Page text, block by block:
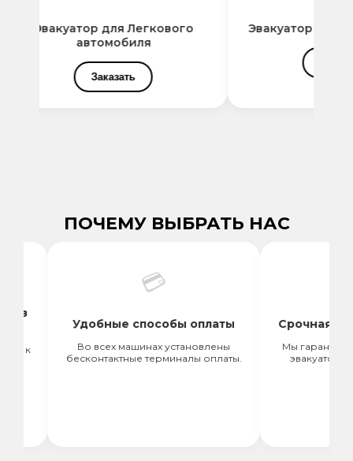
Эвакуатор для Легкового
автомобиля
Заказать
Эвакуатор для
ПОЧЕМУ ВЫБРАТЬ НАС
Удобные способы оплаты
Во всех машинах установлены
бесконтактные терминалы оплаты.
Срочная подача
Мы гарантируем
эвакуатора в